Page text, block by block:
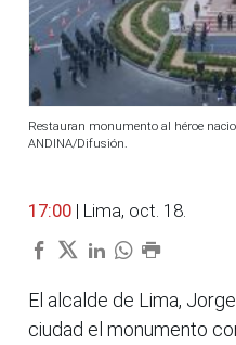
Restauran monumento al héroe
ANDINA/Difusión.
17:00 | Lima, oct. 18.
El alcalde de Lima,
ciudad el monumento